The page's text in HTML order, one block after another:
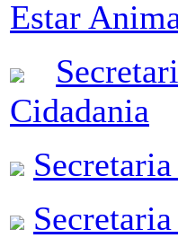
Estar
Cidadania